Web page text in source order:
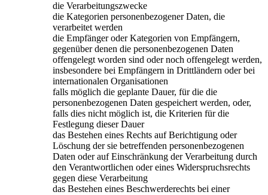
die Verarbeitungszwecke
die Kategorien personenbezogener Daten, die
verarbeitet werden
die Empfänger oder Kategorien von Empfängern,
gegenüber denen die personenbezogenen Daten
offengelegt worden sind oder noch offengelegt werden,
insbesondere bei Empfängern in Drittländern oder bei
internationalen Organisationen
falls möglich die geplante Dauer, für die die
personenbezogenen Daten gespeichert werden, oder,
falls dies nicht möglich ist, die Kriterien für die
Festlegung dieser Dauer
das Bestehen eines Rechts auf Berichtigung oder
Löschung der sie betreffenden personenbezogenen
Daten oder auf Einschränkung der Verarbeitung durch
den Verantwortlichen oder eines Widerspruchsrechts
gegen diese Verarbeitung
das Bestehen eines Beschwerderechts bei einer